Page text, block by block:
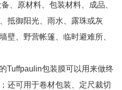
、原材料、包装材料、成品、
抵御阳光、雨水、露珠或灰
壁、野营帐篷、临时避难所、
的Tuffpaulin包装膜可以用来做终
还可用于卷材包装、定尺裁切